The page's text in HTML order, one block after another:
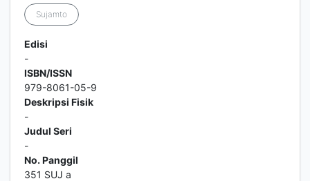
Sujamto
Edisi
-
ISBN/ISSN
979-8061-05-9
Deskripsi Fisik
-
Judul Seri
-
No. Panggil
351 SUJ a